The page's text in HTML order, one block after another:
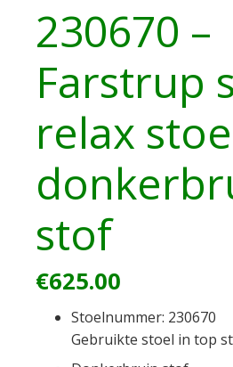
230670 –
Farstrup
relax
stof
€625.00
Stoelnummer: 230670
Gebruikte stoel in top